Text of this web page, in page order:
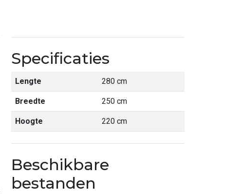
Specificaties
Lengte 280 cm
Breedte 250 cm
Hoogte 220 cm
Beschikbare
bestanden